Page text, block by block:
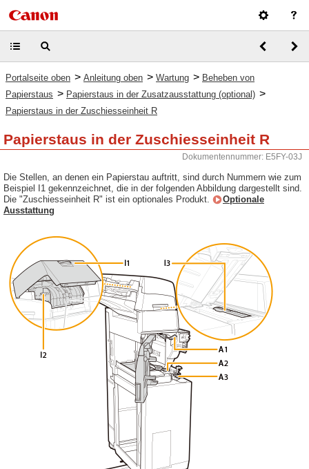
Portalseite oben > Anleitung oben > Wartung > Beheben von
Papierstaus > Papierstaus in der Zusatzausstattung (optional) >
Papierstaus in der Zuschiesseinheit R
Papierstaus in der Zuschiesseinheit R
Dokumentennummer: E5FY-03J
Die Stellen, an denen ein Papierstau auftritt, sind durch Nummern wie zum
Beispiel I1 gekennzeichnet, die in der folgenden Abbildung dargestellt sind.
Die "Zuschiesseinheit R" ist ein optionales Produkt.
Optionale
Ausstattung